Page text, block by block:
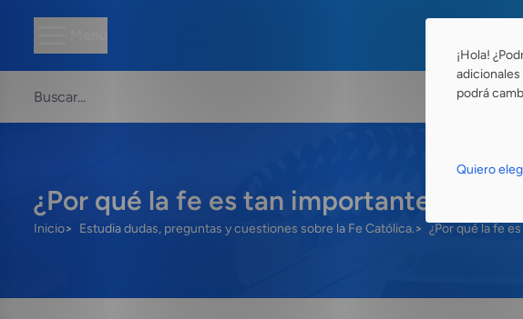
¿Por qué la fe es tan importante para la
Inicio Estudia dudas, preguntas y cuestiones sobre la Fe Católica. ¿Por qué la fe
¡Hola!
adicionales
podrá
Quiero